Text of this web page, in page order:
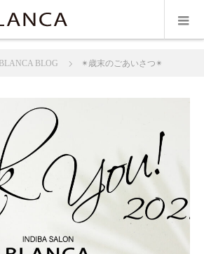
BLANCA BLOG ✴︎歳末のごあいさつ✴︎